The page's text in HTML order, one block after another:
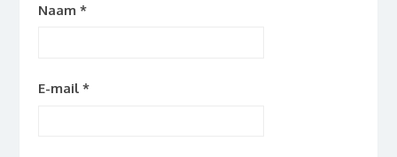
Naam *
E-mail *